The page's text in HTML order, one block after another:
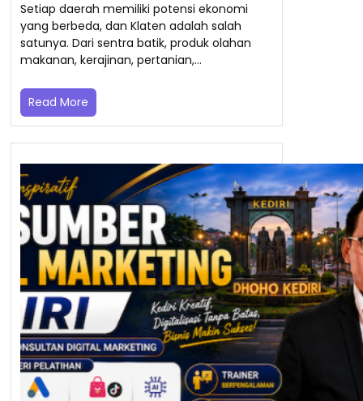
Setiap daerah memiliki potensi ekonomi
yang berbeda, dan Klaten adalah salah
satunya. Dari sentra batik, produk olahan
makanan, kerajinan, pertanian,…
Read More